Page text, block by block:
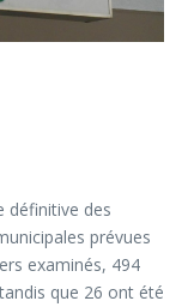
définitive des
prévues
examinés, 494
que 26 ont été